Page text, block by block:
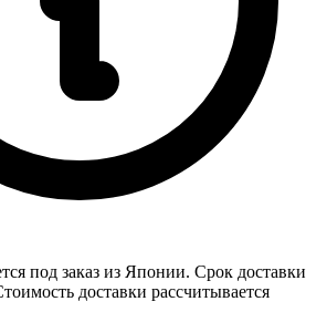
под заказ из Японии. Срок доставки
доставки рассчитывается